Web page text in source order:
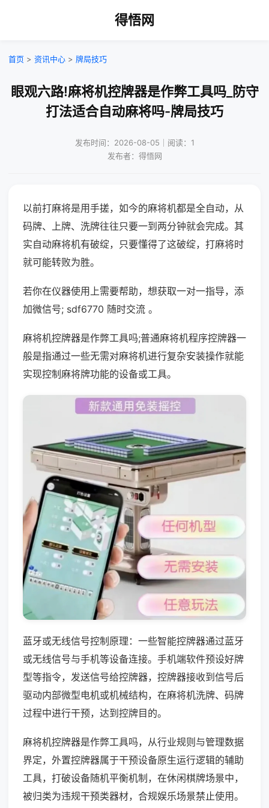
得悟网
首页 > 资讯中心 > 牌局技巧
眼观六路!麻将机控牌器是作弊工具吗_防守
打法适合自动麻将吗-牌局技巧
发布时间：2026-08-05｜阅读：1
发布者：得悟网
以前打麻将是用手搓，如今的麻将机都是全自动，从
码牌、上牌、洗牌往往只要一到两分钟就会完成。其
实自动麻将机有破绽，只要懂得了这破绽，打麻将时
就可能转败为胜。
若你在仪器使用上需要帮助，想获取一对一指导，添
加微信号; sdf6770 随时交流 。
麻将机控牌器是作弊工具吗;普通麻将机程序控牌器一
般是指通过一些无需对麻将机进行复杂安装操作就能
实现控制麻将牌功能的设备或工具。
蓝牙或无线信号控制原理：一些智能控牌器通过蓝牙
或无线信号与手机等设备连接。手机端软件预设好牌
型等指令，发送信号给控牌器，控牌器接收到信号后
驱动内部微型电机或机械结构，在麻将机洗牌、码牌
过程中进行干预，达到控牌目的。
麻将机控牌器是作弊工具吗，从行业规则与管理数据
界定，外置控牌器属于干预设备原生运行逻辑的辅助
工具，打破设备随机平衡机制，在休闲棋牌场景中，
被归类为违规干预类器材，合规娱乐场景禁止使用。